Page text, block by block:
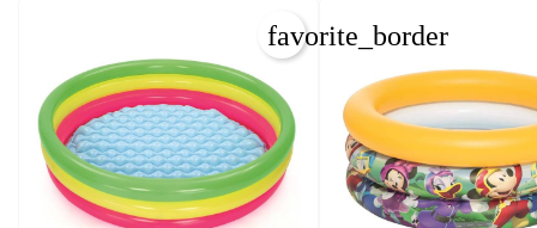
favorite_border